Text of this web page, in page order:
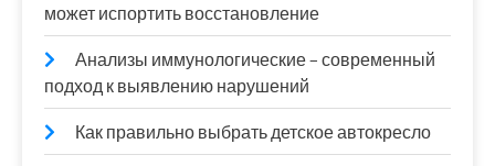
может испортить восстановление
Анализы иммунологические – современный
подход к выявлению нарушений
Как правильно выбрать детское автокресло